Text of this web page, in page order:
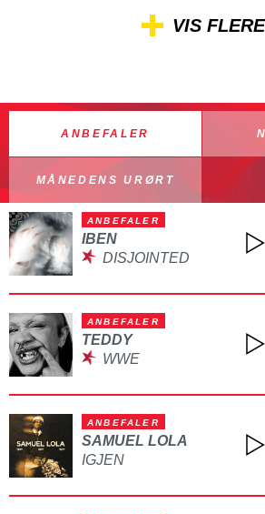
VIS FLERE
ANBEFALER
MÅNEDENS URØRT
ANBEFALER
IBEN
DISJOINTED
ANBEFALER
TEDDY
WWE
ANBEFALER
SAMUEL LOLA
IGJEN